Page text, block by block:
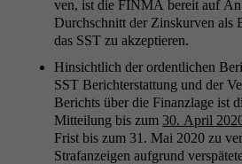
ven, ist die FINMA bere­it auf
Durch­schnitt der Zin­skur­ven als
das SST zu akzeptieren.
Hin­sichtlich der ordentlichen
SST Berichter­stat­tung und der
Berichts über die Finan­zlage ist
Mit­teilung bis zum 30. April
Frist bis zum 31. Mai 2020 zu
Strafanzeigen auf­grund